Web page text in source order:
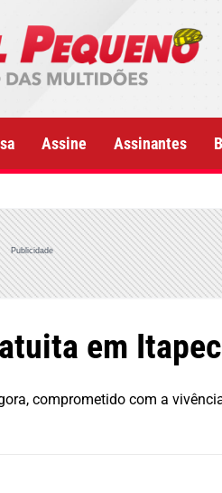
Assine Assinantes
Publicidade
em
comprometido com a